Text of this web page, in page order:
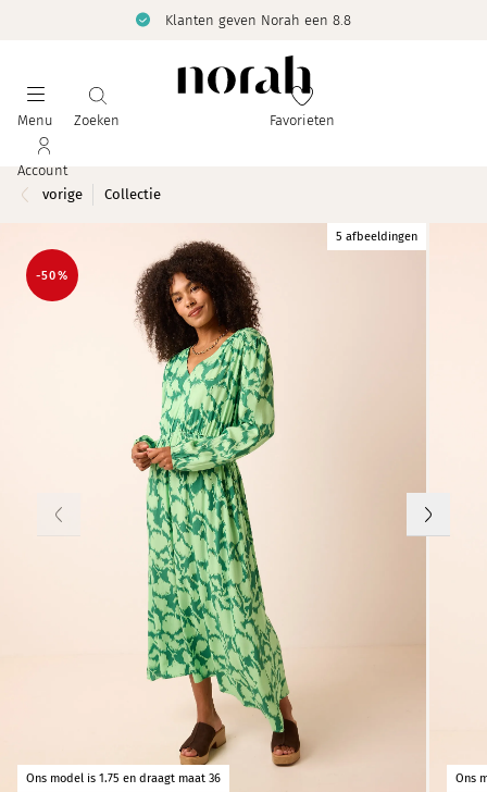
Klanten geven Norah een 8.8
Menu Zoeken Favorieten
Account
vorige
Collectie
Ons model is 1.75 en draagt maat 36 Ons
5 afbeeldingen
-50%